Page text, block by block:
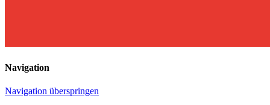
Navigation
Navigation überspringen